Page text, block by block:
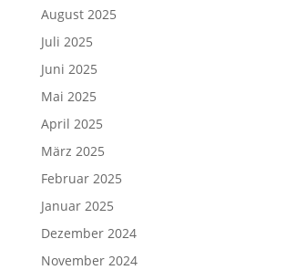
August 2025
Juli 2025
Juni 2025
Mai 2025
April 2025
März 2025
Februar 2025
Januar 2025
Dezember 2024
November 2024